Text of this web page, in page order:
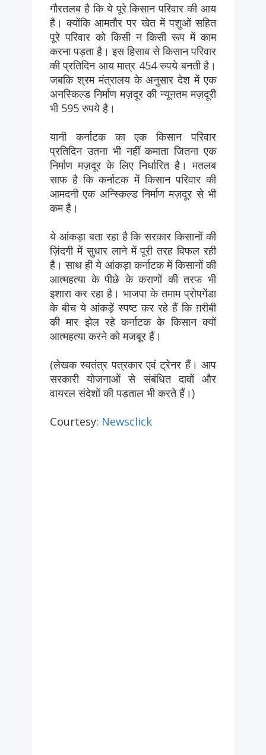
गौरतलब है कि ये पूरे किसान परिवार की आय
है। क्योंकि आमतौर पर खेत में पशुओं सहित
पूरे परिवार को किसी न किसी रूप में काम
करना पड़ता है। इस हिसाब से किसान परिवार
की प्रतिदिन आय मात्र 454 रुपये बनती है।
जबकि श्रम मंत्रालय के अनुसार देश में एक
अनस्किल्ड निर्माण मज़दूर की न्यूनतम मज़दूरी
भी 595 रुपये है।
यानी कर्नाटक का एक किसान परिवार
प्रतिदिन उतना भी नहीं कमाता जितना एक
निर्माण मज़दूर के लिए निर्धारित है। मतलब
साफ है कि कर्नाटक में किसान परिवार की
आमदनी एक अन्स्किल्ड निर्माण मज़दूर से भी
कम है।
ये आंकड़ा बता रहा है कि सरकार किसानों की
ज़िंदगी में सुधार लाने में पूरी तरह विफल रही
है। साथ ही ये आंकड़ा कर्नाटक में किसानों की
आत्महत्या के पीछे के कराणों की तरफ भी
इशारा कर रहा है। भाजपा के तमाम प्रोपगेंडा
के बीच ये आंकड़ें स्पष्ट कर रहे हैं कि ग़रीबी
की मार झेल रहे कर्नाटक के किसान क्यों
आत्महत्या करने को मजबूर हैं।
(लेखक स्वतंत्र पत्रकार एवं ट्रेनर हैं। आप
सरकारी योजनाओं से संबंधित दावों और
वायरल संदेशों की पड़ताल भी करते हैं।)
Courtesy: Newsclick